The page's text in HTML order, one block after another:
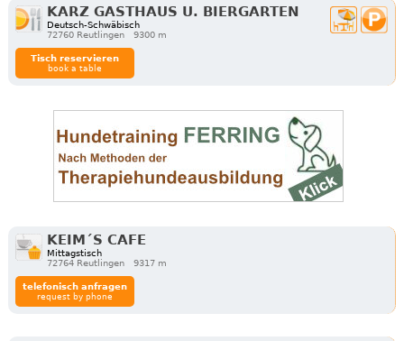
KARZ GASTHAUS U. BIERGARTEN
Deutsch-Schwäbisch
72760 Reutlingen
9300 m
Tisch reservieren
book a table
KEIM´S CAFE
Mittagstisch
72764 Reutlingen
9317 m
telefonisch anfragen
request by phone